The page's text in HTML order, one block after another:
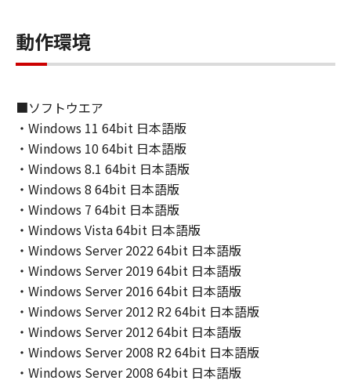
６．サポートおよびアップデート
キヤノン、キヤノンの子会社、関係会社、それ
のライセンサーは、お客様による「本ソフトウ
ェア」の使用を支援すること、および「本ソフ
トウェア」に対してアップデート、バグの修正
あるいはサポートを行うことについて、いかな
る責任も負うものではありません。
７．保証の否認・免責
(1) 「本ソフトウェア」は、『現状のまま』の
状態で使用許諾されます。キヤノン、キヤノン
のライセンサー、キヤノンの子会社、キヤノン
の関連会社、それらの販売代理店または販売店
のいずれも、「本ソフトウェア」に関して、商
品性および特定の目的への適合性の保証を含
め、いかなる保証も、明示たると黙示たるとを
問わず一切しないものとします。
(2) キヤノン、キヤノンのライセンサー、キヤノ
動作環境
■ソフトウエア
・Windows 11 64bit 日本語版
・Windows 10 64bit 日本語版
・Windows 8.1 64bit 日本語版
・Windows 8 64bit 日本語版
・Windows 7 64bit 日本語版
・Windows Vista 64bit 日本語版
・Windows Server 2022 64bit 日本語版
・Windows Server 2019 64bit 日本語版
・Windows Server 2016 64bit 日本語版
・Windows Server 2012 R2 64bit 日本語版
・Windows Server 2012 64bit 日本語版
・Windows Server 2008 R2 64bit 日本語版
・Windows Server 2008 64bit 日本語版